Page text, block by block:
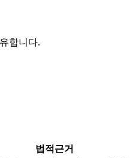
합니다.
법적근거